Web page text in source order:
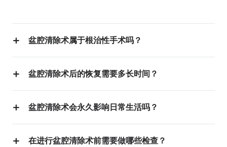
盆腔清除术属于根治性手术吗？
盆腔清除术后的恢复需要多长时间？
盆腔清除术会永久影响日常生活吗？
在进行盆腔清除术前需要做哪些检查？